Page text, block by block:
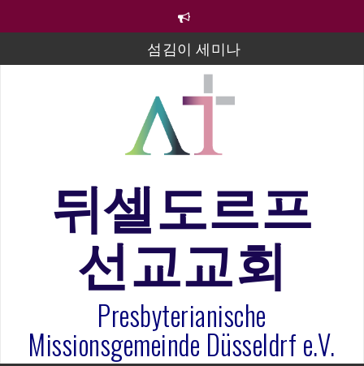
섬김이 세미나
김태희 자매 졸업연주
2023년 어린이 주일 유초등부 발표
라합3 나라 봉헌송
은퇴사-우선화 권사
20260322 주안에 가만히 머물기(요한복음 15:1-17) 손
훈목사
뒤셀도르프
선교교회
Presbyterianische
Missionsgemeinde Düsseldrf e.V.